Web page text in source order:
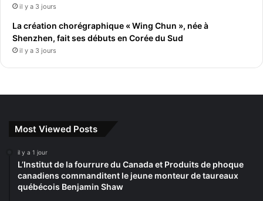
il y a 3 jours
La création chorégraphique « Wing Chun », née à
Shenzhen, fait ses débuts en Corée du Sud
il y a 3 jours
Most Viewed Posts
il y a 1 jour
L’Institut de la fourrure du Canada et Produits de phoque
canadiens commanditent le jeune monteur de taureaux
québécois Benjamin Shaw